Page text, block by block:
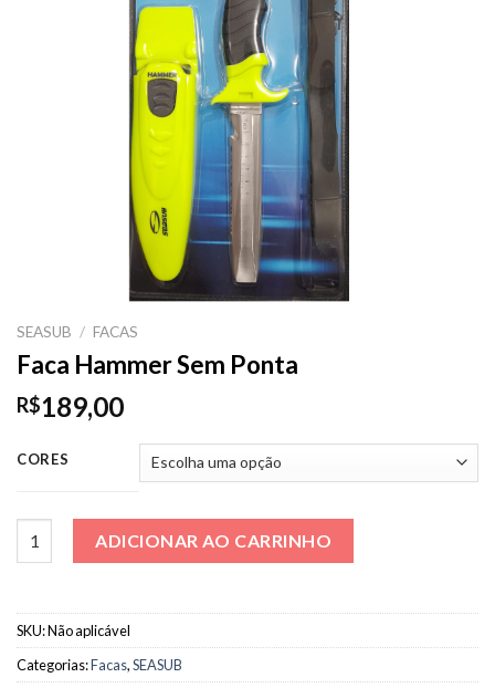
SEASUB / FACAS
Faca Hammer Sem Ponta
R$189,00
CORES
ADICIONAR AO CARRINHO
SKU:Não aplicável
Categorias:Facas,SEASUB